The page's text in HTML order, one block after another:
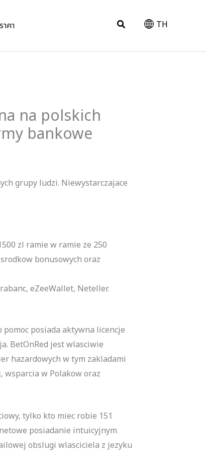
าคา Search TH
na polskich
bankowe
grupy ludzi. Niewystarczajace
zl ramie w ramie ze 250
bonusowych oraz
eZeeWallet, Neteller.
posiada aktywna licencje
BetOnRed jest wlasciwie
hazardowych w tym zakladami
wsparcia w Polakow oraz
tylko kto miec robie 151
posiadanie intuicyjnym
obslugi wlasciciela z jezyku